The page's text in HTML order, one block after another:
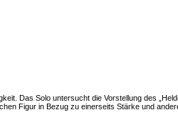
Das Solo untersucht die Vorstellung des
Figur in Bezug zu einerseits Stärke und